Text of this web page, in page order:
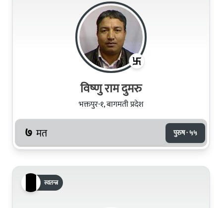
विष्‍णु राम दुमरु
भक्तपुर-१, बागमती प्रदेश
७ मत पुरुष · ५५
स्वतन्त्र